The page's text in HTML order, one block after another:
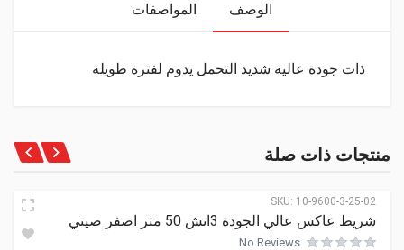
الوصف المواصفات
ذات جودة عالية شديد التحمل يدوم لفترة طويلة
منتجات ذات صلة
SKU: 10-9600-3-25-02
شريط عاكس عالي الجودة 3انش 50 متر اصفر صيني
No Reviews